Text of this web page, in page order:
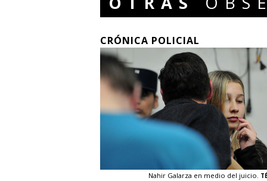
CRÓNICA POLICIAL
Nahir Galarza en medio del juicio.